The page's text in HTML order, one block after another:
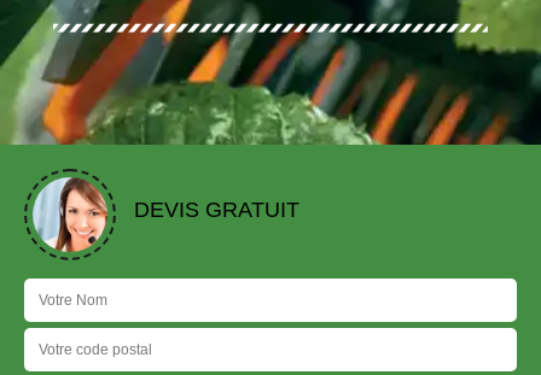
DEVIS GRATUIT